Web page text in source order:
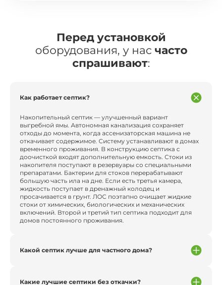
Перед установкой
оборудования, у нас часто
спрашивают:
Как работает септик?
Накопительный септик — улучшенный вариант
выгребной ямы. Автономная канализация сохраняет
отходы до момента, когда ассенизаторская машина не
откачивает содержимое. Систему устанавливают в домах
временного проживания. В конструкцию септика с
доочисткой входят дополнительную емкость. Стоки из
накопителя поступают в резервуары со специальными
препаратами. Бактерии для стоков перерабатывают
большую часть ила на дне. Если есть третья камера,
жидкость поступает в дренажный колодец и
просачивается в грунт. ЛОС поэтапно очищает жидкие
стоки от химических, биологических и механических
включений. Второй и третий тип септика подходит для
домов постоянного проживания.
Какой септик лучше для частного дома?
Какие лучшие септики без откачки?